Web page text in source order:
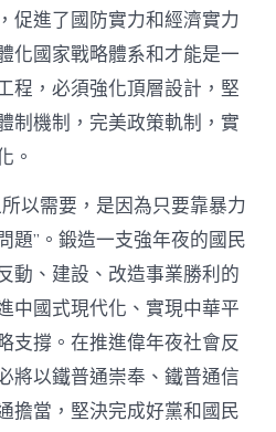
促進了國防實力和經濟實力
化國家戰略體系和才能是一
程，必須強化頂層設計，堅
制機制，完美政策軌制，實
。
以需要，是因為只要靠暴力
題”。鍛造一支強年夜的國民
動、建設、改造事業勝利的
中國式現代化、實現中華平
支撐。在推進偉年夜社會反
將以鐵普通崇奉、鐵普通信
擔當，堅決完成好黨和國民